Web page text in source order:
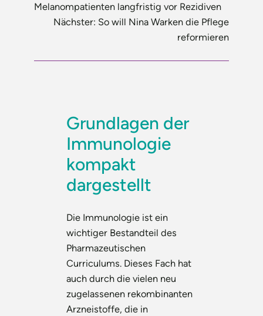
Melanompatienten langfristig vor Rezidiven
Nächster: So will Nina Warken die Pflege
reformieren
Grundlagen der
Immunologie
kompakt
dargestellt
Die Immunologie ist ein
wichtiger Bestandteil des
Pharmazeutischen
Curriculums. Dieses Fach hat
auch durch die vielen neu
zugelassenen rekombinanten
Arzneistoffe, die in